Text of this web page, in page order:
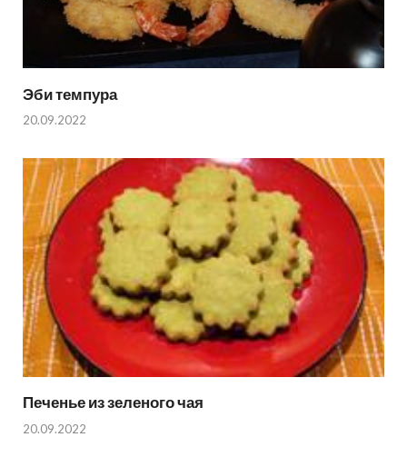
Эби темпура
20.09.2022
Печенье из зеленого чая
20.09.2022